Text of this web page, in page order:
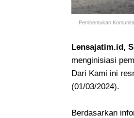
Pembentukan
Lensajatim.id,
menginisiasi
Dari Kami ini
(01/03/2024).
Berdasarkan